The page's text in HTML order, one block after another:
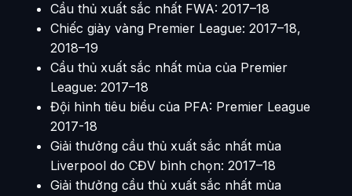
Cầu thủ xuất sắc nhất FWA: 2017–18
Chiếc giày vàng Premier League: 2017–18,
2018–19
Cầu thủ xuất sắc nhất mùa của Premier
League: 2017–18
Đội hình tiêu biểu của PFA: Premier League
2017-18
Giải thưởng cầu thủ xuất sắc nhất mùa
Liverpool do CĐV bình chọn: 2017–18
Giải thưởng cầu thủ xuất sắc nhất mùa